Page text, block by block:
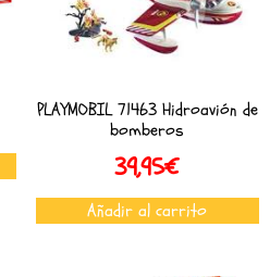
PLAYMOBIL 71463 Hidroavión de
bomberos
39,95€
Añadir al carrito